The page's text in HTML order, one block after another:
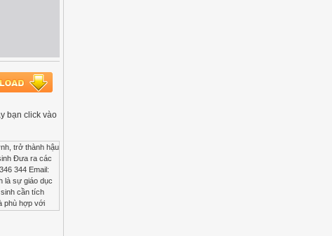
bạn click vào
trở thành hậu
Đưa ra các
344 Email:
là sự giáo dục
cần tích
phù hợp với
đình có sự